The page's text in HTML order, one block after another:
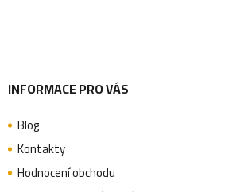
INFORMACE PRO VÁS
Blog
Kontakty
Hodnocení obchodu